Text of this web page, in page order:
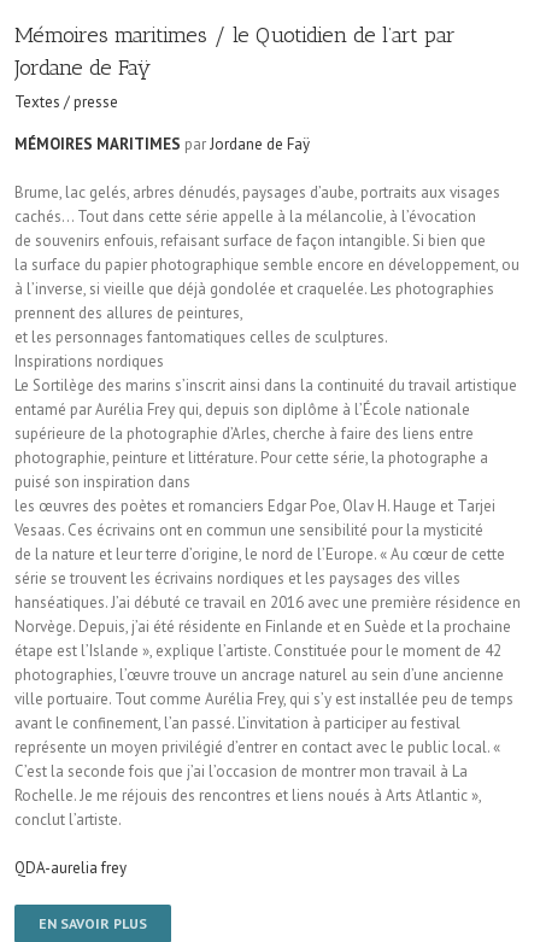
Mémoires maritimes / le Quotidien de l’art par
Jordane de Faÿ
Textes / presse
MÉMOIRES MARITIMES parJordane de Faÿ
Brume, lac gelés, arbres dénudés, paysages d’aube, portraits aux visages
cachés… Tout dans cette série appelle à la mélancolie, à l’évocation
de souvenirs enfouis, refaisant surface de façon intangible. Si bien que
la surface du papier photographique semble encore en développement, ou
à l’inverse, si vieille que déjà gondolée et craquelée. Les photographies
prennent des allures de peintures,
et les personnages fantomatiques celles de sculptures.
Inspirations nordiques
Le Sortilège des marins s’inscrit ainsi dans la continuité du travail artistique
entamé par Aurélia Frey qui, depuis son diplôme à l’École nationale
supérieure de la photographie d’Arles, cherche à faire des liens entre
photographie, peinture et littérature. Pour cette série, la photographe a
puisé son inspiration dans
les œuvres des poètes et romanciers Edgar Poe, Olav H. Hauge et Tarjei
Vesaas. Ces écrivains ont en commun une sensibilité pour la mysticité
de la nature et leur terre d’origine, le nord de l’Europe. « Au cœur de cette
série se trouvent les écrivains nordiques et les paysages des villes
hanséatiques. J’ai débuté ce travail en 2016 avec une première résidence en
Norvège. Depuis, j’ai été résidente en Finlande et en Suède et la prochaine
étape est l’Islande », explique l’artiste. Constituée pour le moment de 42
photographies, l’œuvre trouve un ancrage naturel au sein d’une ancienne
ville portuaire. Tout comme Aurélia Frey, qui s’y est installée peu de temps
avant le confinement, l’an passé. L’invitation à participer au festival
représente un moyen privilégié d’entrer en contact avec le public local. «
C’est la seconde fois que j’ai l’occasion de montrer mon travail à La
Rochelle. Je me réjouis des rencontres et liens noués à Arts Atlantic »,
conclut l’artiste.
QDA-aurelia frey
EN SAVOIR PLUS